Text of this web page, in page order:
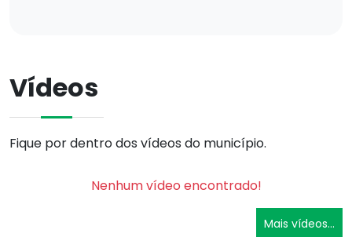
Vídeos
Fique por dentro dos vídeos do município.
Nenhum vídeo encontrado!
Mais vídeos...